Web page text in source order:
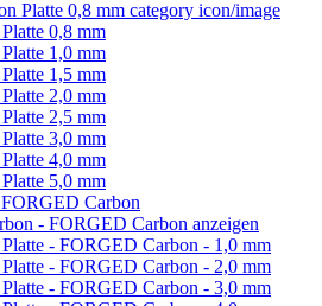
0,8 mm
1,0 mm
1,5 mm
2,0 mm
2,5 mm
3,0 mm
4,0 mm
5,0 mm
Carbon
- FORGED Carbon anzeigen
- FORGED Carbon - 1,0 mm
- FORGED Carbon - 2,0 mm
- FORGED Carbon - 3,0 mm